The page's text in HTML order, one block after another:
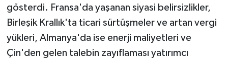
gösterdi. Fransa'da yaşanan siyasi belirsizlikler,
Birleşik Krallık'ta ticari sürtüşmeler ve artan vergi
yükleri, Almanya'da ise enerji maliyetleri ve
Çin'den gelen talebin zayıflaması yatırımcı